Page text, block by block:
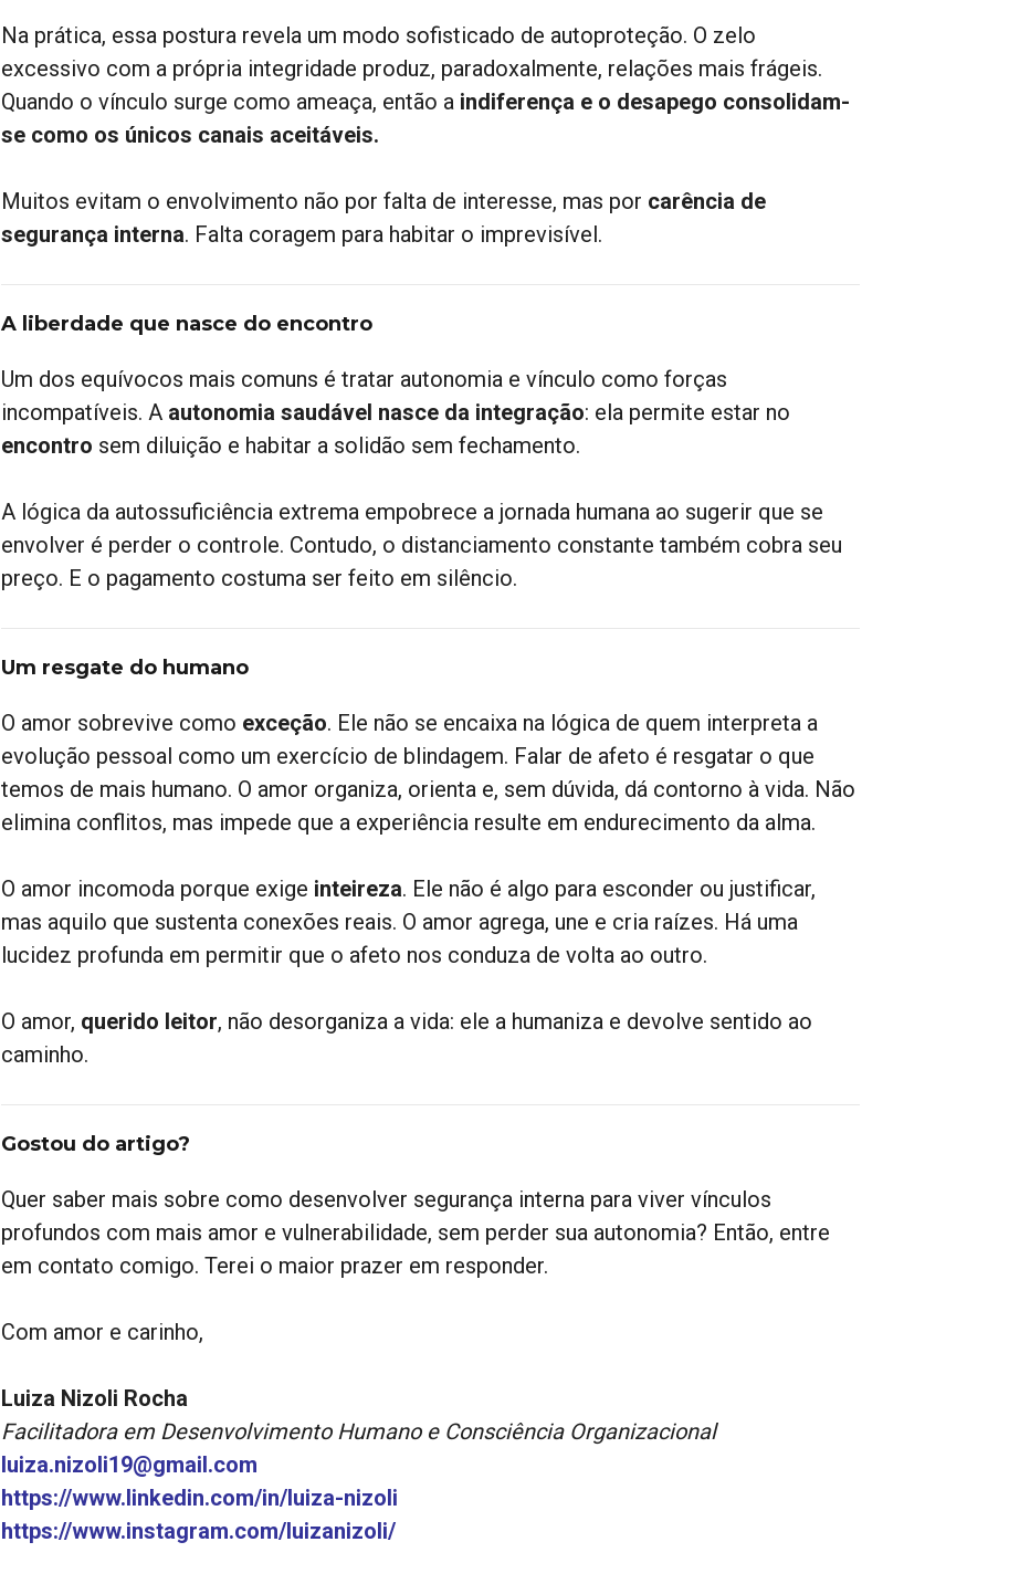
Na prática, essa postura revela um modo sofisticado de autoproteção. O zelo
excessivo com a própria integridade produz, paradoxalmente, relações mais frágeis.
Quando o vínculo surge como ameaça, então a indiferença e o desapego consolidam-
se como os únicos canais aceitáveis.
Muitos evitam o envolvimento não por falta de interesse, mas por carência de
segurança interna. Falta coragem para habitar o imprevisível.
A liberdade que nasce do encontro
Um dos equívocos mais comuns é tratar autonomia e vínculo como forças
incompatíveis. A autonomia saudável nasce da integração: ela permite estar no
encontro sem diluição e habitar a solidão sem fechamento.
A lógica da autossuficiência extrema empobrece a jornada humana ao sugerir que se
envolver é perder o controle. Contudo, o distanciamento constante também cobra seu
preço. E o pagamento costuma ser feito em silêncio.
Um resgate do humano
O amor sobrevive como exceção. Ele não se encaixa na lógica de quem interpreta a
evolução pessoal como um exercício de blindagem. Falar de afeto é resgatar o que
temos de mais humano. O amor organiza, orienta e, sem dúvida, dá contorno à vida. Não
elimina conflitos, mas impede que a experiência resulte em endurecimento da alma.
O amor incomoda porque exige inteireza. Ele não é algo para esconder ou justificar,
mas aquilo que sustenta conexões reais. O amor agrega, une e cria raízes. Há uma
lucidez profunda em permitir que o afeto nos conduza de volta ao outro.
O amor, querido leitor, não desorganiza a vida: ele a humaniza e devolve sentido ao
caminho.
Gostou do artigo?
Quer saber mais sobre como desenvolver segurança interna para viver vínculos
profundos com mais amor e vulnerabilidade, sem perder sua autonomia? Então, entre
em contato comigo. Terei o maior prazer em responder.
Com amor e carinho,
Luiza Nizoli Rocha
Facilitadora em Desenvolvimento Humano e Consciência Organizacional
luiza.nizoli19@gmail.com
https://www.linkedin.com/in/luiza-nizoli
https://www.instagram.com/luizanizoli/